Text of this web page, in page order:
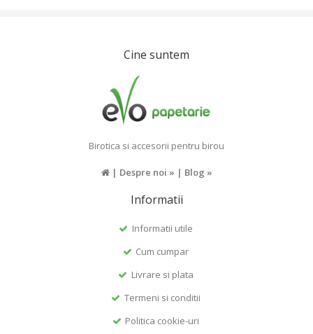
Cine suntem
Birotica si accesorii pentru birou
| Despre noi » | Blog »
Informatii
Informatii utile
Cum cumpar
Livrare si plata
Termeni si conditii
Politica cookie-uri